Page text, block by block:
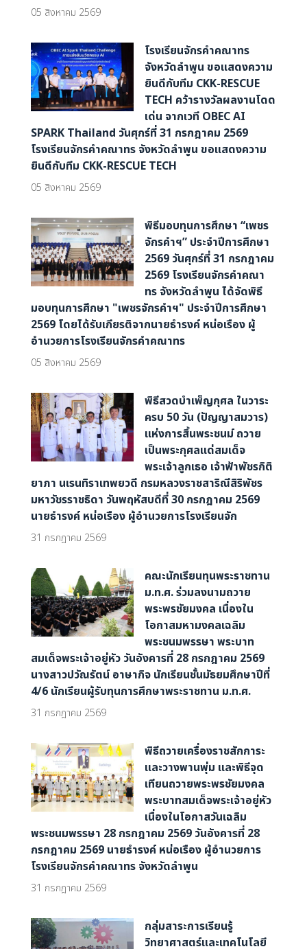
05 สิงหาคม 2569
โรงเรียนจักรคำคณาทร
จังหวัดลำพูน ขอแสดงความ
ยินดีกับทีม CKK-RESCUE
TECH คว้ารางวัลผลงานโดด
เด่น จากเวที OBEC AI
SPARK Thailand วันศุกร์ที่ 31 กรกฎาคม 2569
โรงเรียนจักรคำคณาทร จังหวัดลำพูน ขอแสดงความ
ยินดีกับทีม CKK-RESCUE TECH
05 สิงหาคม 2569
พิธีมอบทุนการศึกษา “เพชร
จักรคำฯ” ประจำปีการศึกษา
2569 วันศุกร์ที่ 31 กรกฎาคม
2569 โรงเรียนจักรคำคณา
ทร จังหวัดลำพูน ได้จัดพิธี
มอบทุนการศึกษา "เพชรจักรคำฯ" ประจำปีการศึกษา
2569 โดยได้รับเกียรติจากนายธำรงค์ หน่อเรือง ผู้
อำนวยการโรงเรียนจักรคำคณาทร
05 สิงหาคม 2569
พิธีสวดบำเพ็ญกุศล ในวาระ
ครบ 50 วัน (ปัญญาสมวาร)
แห่งการสิ้นพระชนม์ ถวาย
เป็นพระกุศลแด่สมเด็จ
พระเจ้าลูกเธอ เจ้าฟ้าพัชรกิติ
ยาภา นเรนทิราเทพยวดี กรมหลวงราชสาริณีสิริพัชร
มหาวัชรราชธิดา วันพฤหัสบดีที่ 30 กรกฎาคม 2569
นายธำรงค์ หน่อเรือง ผู้อำนวยการโรงเรียนจัก
31 กรกฎาคม 2569
คณะนักเรียนทุนพระราชทาน
ม.ท.ศ. ร่วมลงนามถวาย
พระพรชัยมงคล เนื่องใน
โอกาสมหามงคลเฉลิม
พระชนมพรรษา พระบาท
สมเด็จพระเจ้าอยู่หัว วันอังคารที่ 28 กรกฎาคม 2569
นางสาวปวัณรัตน์ อาษากิจ นักเรียนชั้นมัธยมศึกษาปีที่
4/6 นักเรียนผู้รับทุนการศึกษาพระราชทาน ม.ท.ศ.
31 กรกฎาคม 2569
พิธีถวายเครื่องราชสักการะ
และวางพานพุ่ม และพิธีจุด
เทียนถวายพระพรชัยมงคล
พระบาทสมเด็จพระเจ้าอยู่หัว
เนื่องในโอกาสวันเฉลิม
พระชนมพรรษา 28 กรกฎาคม 2569 วันอังคารที่ 28
กรกฎาคม 2569 นายธำรงค์ หน่อเรือง ผู้อำนวยการ
โรงเรียนจักรคำคณาทร จังหวัดลำพูน
31 กรกฎาคม 2569
กลุ่มสาระการเรียนรู้
วิทยาศาสตร์และเทคโนโลยี